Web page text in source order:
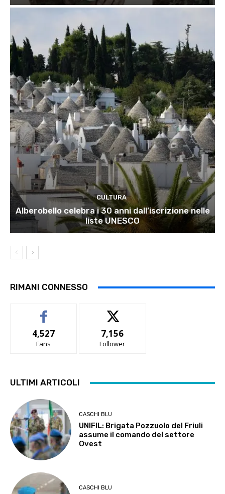
CULTURA
Alberobello celebra i 30 anni dall’iscrizione nelle
liste UNESCO
RIMANI CONNESSO
4,527
Fans
7,156
Follower
ULTIMI ARTICOLI
CASCHI BLU
UNIFIL: Brigata Pozzuolo del Friuli
assume il comando del settore
Ovest
CASCHI BLU